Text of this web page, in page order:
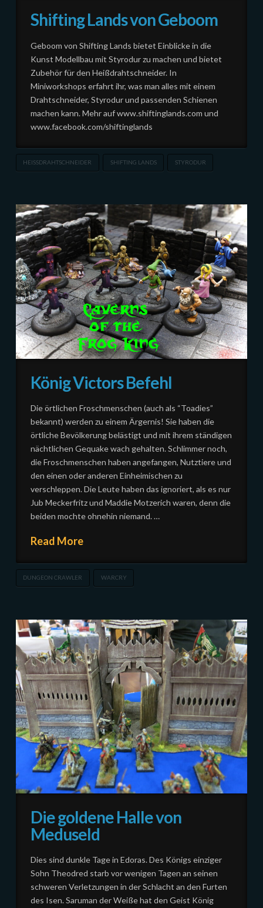
Shifting Lands von Geboom
Geboom von Shifting Lands bietet Einblicke in die
Kunst Modellbau mit Styrodur zu machen und bietet
Zubehör für den Heißdrahtschneider. In
Miniworkshops erfahrt ihr, was man alles mit einem
Drahtschneider, Styrodur und passenden Schienen
machen kann. Mehr auf www.shiftinglands.com und
www.facebook.com/shiftinglands
HEISSDRAHTSCHNEIDER SHIFTING LANDS STYRODUR
König Victors Befehl
Die örtlichen Froschmenschen (auch als “Toadies”
bekannt) werden zu einem Ärgernis! Sie haben die
örtliche Bevölkerung belästigt und mit ihrem ständigen
nächtlichen Gequake wach gehalten. Schlimmer noch,
die Froschmenschen haben angefangen, Nutztiere und
den einen oder anderen Einheimischen zu
verschleppen. Die Leute haben das ignoriert, als es nur
Jub Meckerfritz und Maddie Motzerich waren, denn die
beiden mochte ohnehin niemand. …
Read More
DUNGEON CRAWLER WARCRY
Die goldene Halle von
Meduseld
Dies sind dunkle Tage in Edoras. Des Königs einziger
Sohn Theodred starb vor wenigen Tagen an seinen
schweren Verletzungen in der Schlacht an den Furten
des Isen. Saruman der Weiße hat den Geist König